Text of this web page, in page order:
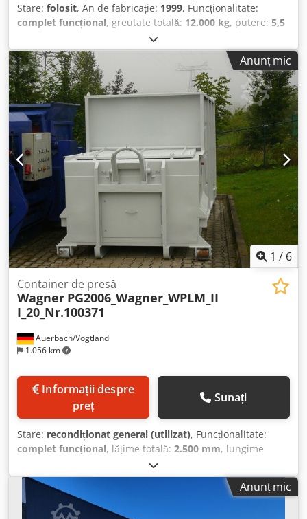
Stare: folosit, An de fabricație: 1999, Funcționalitate:
complet funcțional, greutate totală: 12.000 kg, putere: 5,5
, tensiune de intrare:
5.200 kg, Certificat DGUV până la:02/2027, Oferim acest
container de presă folosit Husmann SPB 20 FKL, an
fabricație 1999. Tip: SPB 20 FKL Nr. utilaj: 18590 Volum:
20,0 m³ Putere: 5,5 kW Greutate proprie: 5.200 kg Greutate
totală admisă: 12.000 kg Tensiune: 400 V An fabricație:
1999 Ultima revizie (UVV & DGUV): 02/2026 Capac divizat
pentru rampă Racletă din oțel Codpfx Afozg Ha Isijrf
Funcționalitate completă Dacă aveți întrebări sau aveți
nevoie de mai multe informații, nu ezitați să ne scrieți.
Anunț mic
1 / 6
Auerbach/Vogtland
1.056 km
Container de presă
Wagner PG2006_Wagner_WPLM_II
I_20_Nr.100371
preț
Sunați
Stare: recondiționat general (utilizat), Funcționalitate:
complet funcțional, lățime totală: 2.500 mm, lungime
, înălțime totală:
utilajele second-hand care sunt supuse unei recondiționări
generale, se aplică următoarele: - ghidaje noi din
poliamidă pentru piston și șlider - instalația electrică și
Anunț mic